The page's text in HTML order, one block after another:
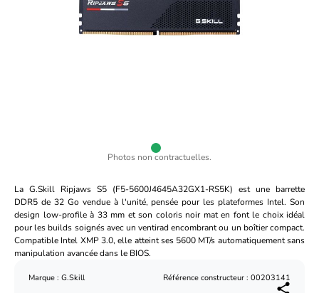
Photos non contractuelles.
La G.Skill Ripjaws S5 (F5-5600J4645A32GX1-RS5K) est une barrette
DDR5 de 32 Go vendue à l'unité, pensée pour les plateformes Intel. Son
design low-profile à 33 mm et son coloris noir mat en font le choix idéal
pour les builds soignés avec un ventirad encombrant ou un boîtier compact.
Compatible Intel XMP 3.0, elle atteint ses 5600 MT/s automatiquement sans
manipulation avancée dans le BIOS.
Marque : G.Skill Référence constructeur : 00203141